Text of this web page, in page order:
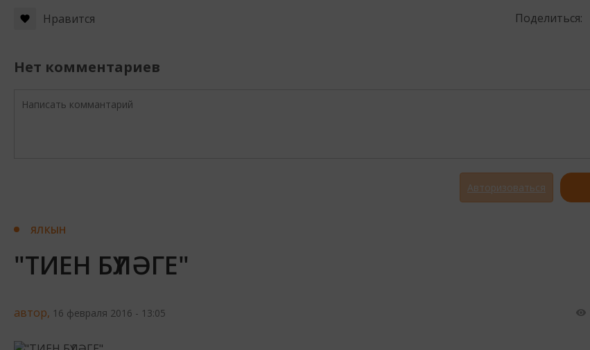
Нравится Поделиться:
Нет комментариев
Авторизоваться
ЯЛКЫН
"ТИЕН БҮЛӘГЕ"
автор, 16 февраля 2016 - 13:05